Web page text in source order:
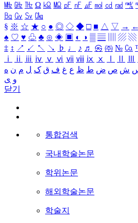
㎒ ㎓ ㎔ Ω ㏀ ㏁ ㎊ ㎋ ㎌ ㏖ ㏅ ㎭ ㎮
㏃ ㏉ ㏜ ㏆
§ ※ ☆ ★ ○ ● ◎ ◇ ◆ □ ■ △ ▽ → ←
♠ ♡ ♥ ♧ ♣ ⊙ ◈ ▣ ◐ ◑ ▒ ▤ ▨ ▧
‡ ↕ ↗ ↙ ↖ ↘ ♭ ♩ ♪ ♬ ㉿ ㈜ № ㏇
ⅰ
ⅱ ⅲ ⅳ ⅴ ⅵ ⅶ ⅷ ⅸ ⅹ
ش ص ض ط ظ ع غ ف ق ک ل م ن ه
و ی
닫기
통합검색
국내학술논문
학위논문
해외학술논문
학술지